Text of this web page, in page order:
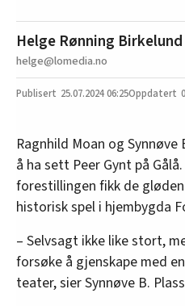
Helge Rønning Birkelund
helge@lomedia.no
25.07.202406:25
Ragnhild Moan og
å ha sett Peer Gynt på
forestillingen fikk de
historisk spel i hjembygda
– Selvsagt ikke like stort,
forsøke å gjenskape med
teater, sier Synnøve B.